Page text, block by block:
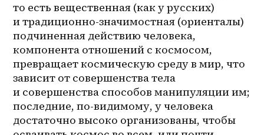
то есть вещественная (как у русских)
и традиционно-значимостная (ориенталы)
подчиненная действию человека,
компонента отношений с космосом,
превращает космическую среду в мир, что
зависит от совершенства тела
и совершенства способов манипуляции им;
последние, по-видимому, у человека
достаточно высоко организованы, чтобы